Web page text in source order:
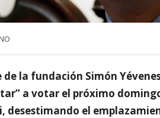
de la fundación Simón
a votar el próximo
desestimando el